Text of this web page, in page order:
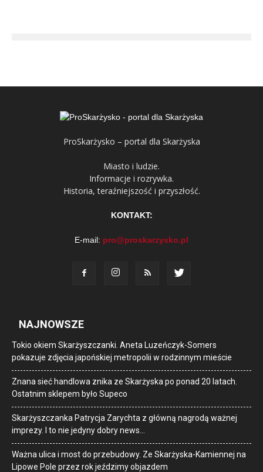
ProSkarżysko – portal dla Skarżyska
Miasto i ludzie.
Informacje i rozrywka.
Historia, teraźniejszość i przyszłość.
KONTAKT:
E-mail: pro@proskarzysko.pl
NAJNOWSZE
Tokio okiem Skarżyszczanki. Aneta Luzeńczyk-Somers
pokazuje zdjęcia japońskiej metropolii w rodzinnym mieście
Znana sieć handlowa znika ze Skarżyska po ponad 20 latach.
Ostatnim sklepem było Supeco
Skarżyszczanka Patrycja Zarychta z główną nagrodą ważnej
imprezy. I to nie jedyny dobry news…
Ważna ulica i most do przebudowy. Ze Skarżyska-Kamiennej na
Lipowe Pole przez rok jeździmy objazdem